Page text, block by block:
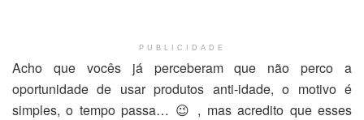
PUBLICIDADE
Acho que vocês já perceberam que não perco a
oportunidade de usar produtos anti-idade, o motivo é
simples, o tempo passa… 😉 , mas acredito que esses